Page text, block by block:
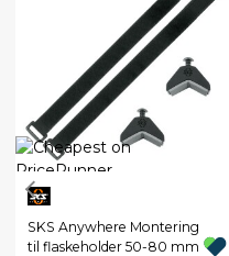
SKS Anywhere Montering
til flaskeholder 50-80 mm